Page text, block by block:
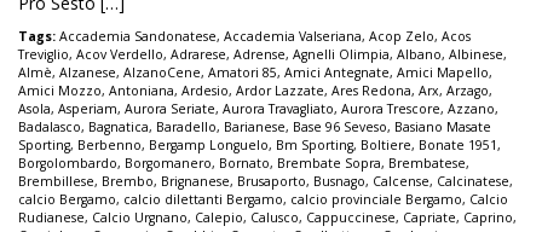
Tags: Accademia Sandonatese, Accademia Valseriana, Acop Zelo, Acos
Treviglio, Acov Verdello, Adrarese, Adrense, Agnelli Olimpia, Albano, Albinese,
Almè, Alzanese, AlzanoCene, Amatori 85, Amici Antegnate, Amici Mapello,
Amici Mozzo, Antoniana, Ardesio, Ardor Lazzate, Ares Redona, Arx, Arzago,
Asola, Asperiam, Aurora Seriate, Aurora Travagliato, Aurora Trescore, Azzano,
Badalasco, Bagnatica, Baradello, Barianese, Base 96 Seveso, Basiano Masate
Sporting, Berbenno, Bergamp Longuelo, Bm Sporting, Boltiere, Bonate 1951,
Borgolombardo, Borgomanero, Bornato, Brembate Sopra, Brembatese,
Brembillese, Brembo, Brignanese, Brusaporto, Busnago, Calcense, Calcinatese,
calcio Bergamo, calcio dilettanti Bergamo, calcio provinciale Bergamo, Calcio
Rudianese, Calcio Urgnano, Calepio, Calusco, Cappuccinese, Capriate, Caprino,